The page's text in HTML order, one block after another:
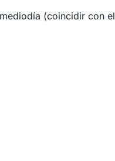
(coincidir con el